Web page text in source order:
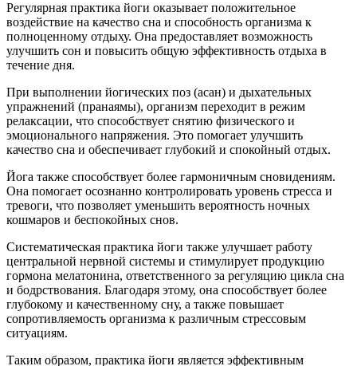
Регулярная практика йоги оказывает положительное
воздействие на качество сна и способность организма к
полноценному отдыху. Она предоставляет возможность
улучшить сон и повысить общую эффективность отдыха в
течение дня.
При выполнении йогических поз (асан) и дыхательных
упражнений (пранаямы), организм переходит в режим
релаксации, что способствует снятию физического и
эмоционального напряжения. Это помогает улучшить
качество сна и обеспечивает глубокий и спокойный отдых.
Йога также способствует более гармоничным сновидениям.
Она помогает осознанно контролировать уровень стресса и
тревоги, что позволяет уменьшить вероятность ночных
кошмаров и беспокойных снов.
Систематическая практика йоги также улучшает работу
центральной нервной системы и стимулирует продукцию
гормона мелатонина, ответственного за регуляцию цикла сна
и бодрствования. Благодаря этому, она способствует более
глубокому и качественному сну, а также повышает
сопротивляемость организма к различным стрессовым
ситуациям.
Таким образом, практика йоги является эффективным